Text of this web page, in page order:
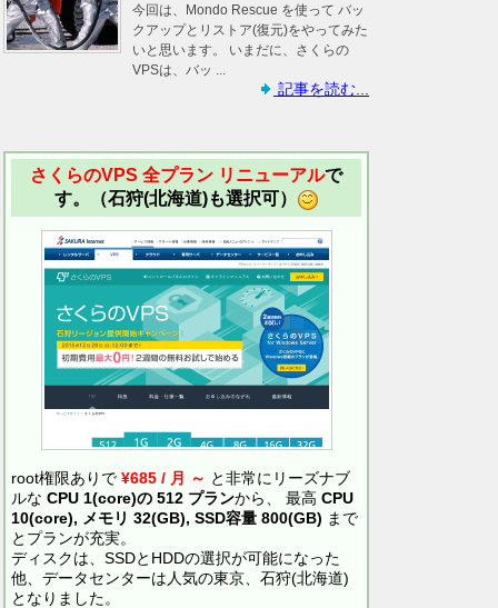
今回は、Mondo Rescue を使って バッ
クアップとリストア(復元)をやってみた
いと思います。 いまだに、さくらの
VPSは、バッ ...
記事を読む...
さくらのVPS 全プラン リニューアルで
す。（石狩(北海道)も選択可）
root権限ありで ¥685 / 月 ～ と非常にリーズナブ
ルな CPU 1(core)の 512 プランから、 最高 CPU
10(core), メモリ 32(GB), SSD容量 800(GB) まで
とプランが充実。
ディスクは、SSDとHDDの選択が可能になった
他、データセンターは人気の東京、石狩(北海道)
となりました。